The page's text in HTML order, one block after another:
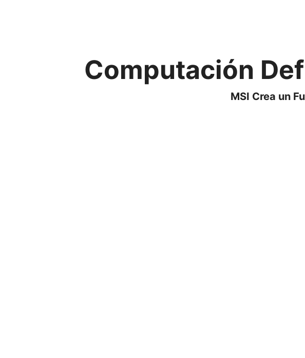
Computación
MSI Crea un